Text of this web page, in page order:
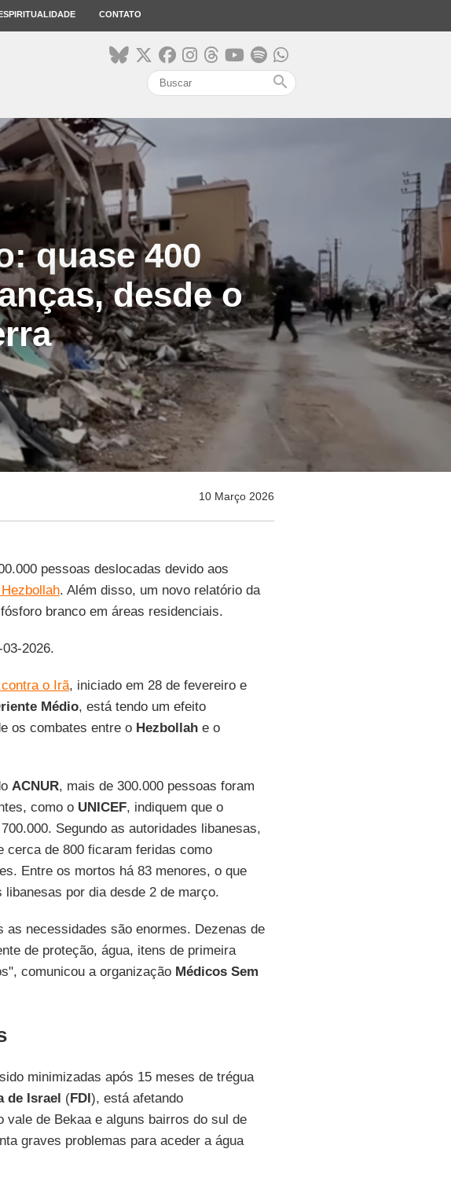
CONTATO
search
quase 400
desde o
10 Março 2026
pessoas deslocadas devido aos
. Além disso, um novo relatório da
branco em áreas residenciais.
2026.
o Irã, iniciado em 28 de fevereiro e
Médio, está tendo um efeito
os combates entre oHezbollahe o
ACNUR, mais de 300.000 pessoas foram
como o UNICEF, indiquem que o
Segundo as autoridades libanesas,
cerca de 800 ficaram feridas como
Entre os mortos há 83 menores, o que
por dia desde 2 de março.
necessidades são enormes. Dezenas de
de proteção, água, itens de primeira
comunicou a organização Médicos Sem
minimizadas após 15 meses de trégua
de Israel (FDI), está afetando
de Bekaa e alguns bairros do sul de
graves problemas para aceder a água